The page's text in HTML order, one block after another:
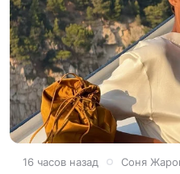
16 часов назад Соня